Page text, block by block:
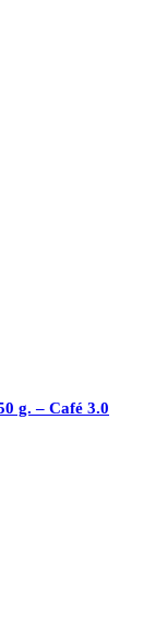
g. – Café 3.0